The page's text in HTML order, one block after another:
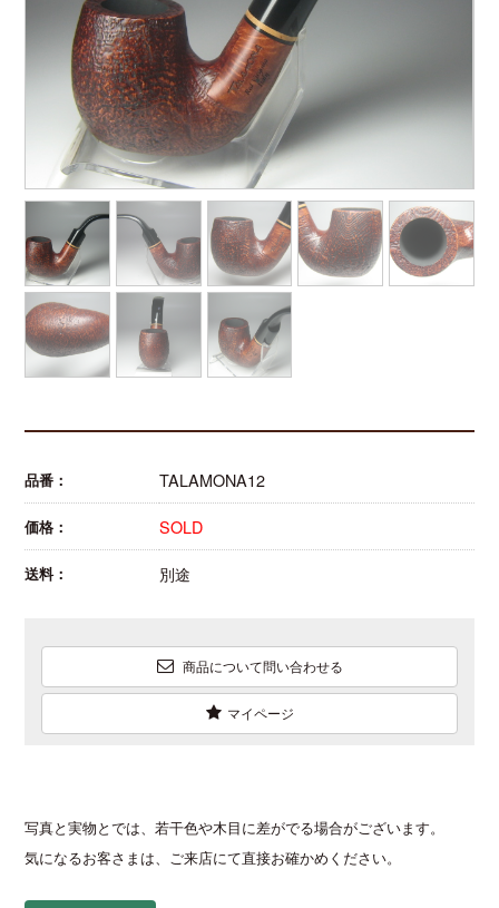
品番： TALAMONA12
価格： SOLD
送料： 別途
商品について問い合わせる
マイページ
写真と実物とでは、若干色や木目に差がでる場合がございます。
気になるお客さまは、ご来店にて直接お確かめください。